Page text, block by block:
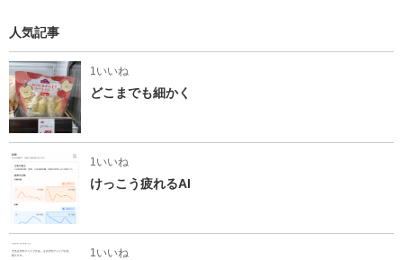
人気記事
1いいね
どこまでも細かく
1いいね
けっこう疲れるAI
1いいね